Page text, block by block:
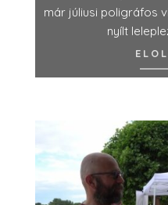
már júliusi poligráfos
nyílt